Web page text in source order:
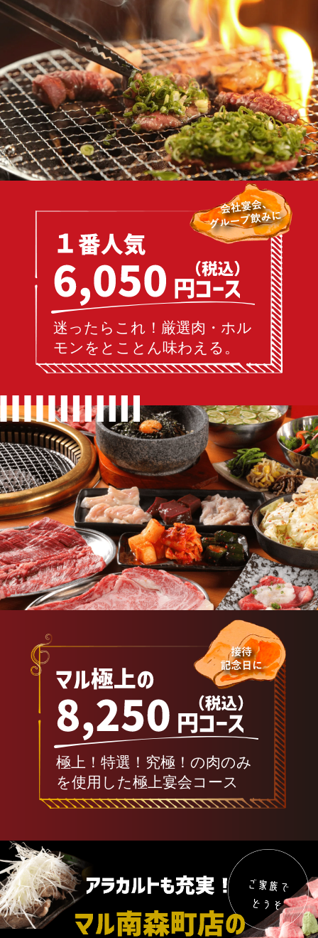
迷ったらこれ！厳選肉・ホル
モンをとことん味わえる。
極上！特選！究極！の肉のみ
を使用した極上宴会コース